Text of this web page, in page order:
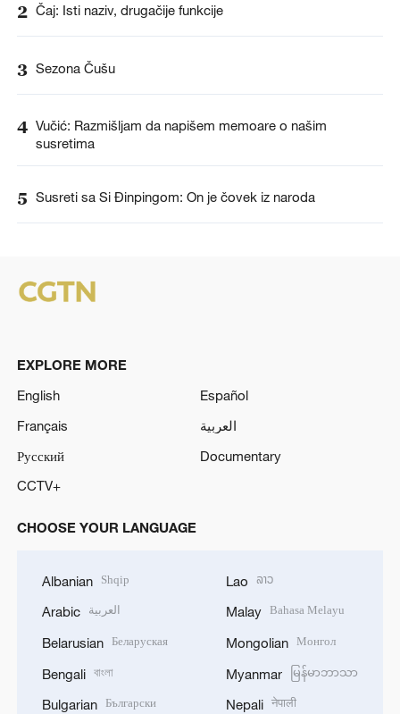
2 Čaj: Isti naziv, drugačije funkcije
3 Sezona Čušu
4 Vučić: Razmišljam da napišem memoare o našim
susretima
5 Susreti sa Si Đinpingom: On je čovek iz naroda
EXPLORE MORE
English
Español
Français
العربية
Русский
Documentary
CCTV+
CHOOSE YOUR LANGUAGE
Albanian Shqip
Arabic العربية
Belarusian Беларуская
Bengali বাংলা
Bulgarian Български
Lao ລາວ
Malay Bahasa Melayu
Mongolian Монгол
Myanmar မြန်မာဘာသာ
Nepali नेपाली